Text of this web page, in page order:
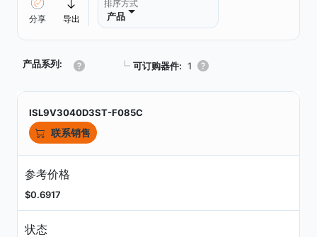
分享 导出
排序方式
产品
产品系列: ┗ 可订购器件: 1
ISL9V3040D3ST-F085C
联系销售
参考价格
$0.6917
状态